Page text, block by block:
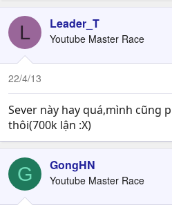
L Leader_T
Youtube Master Race
22/4/13
Sever này hay quá,mình cũng
thôi(700k lận :X)
G GongHN
Youtube Master Race